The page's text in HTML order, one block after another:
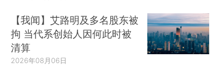
【我闻】艾路明及多名股东被
拘 当代系创始人因何此时被
清算
2026年08月06日